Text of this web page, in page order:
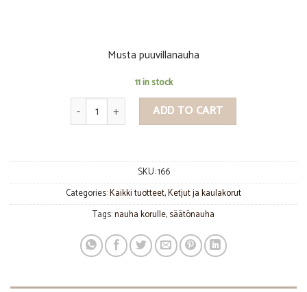
Musta puuvillanauha
11 in stock
Vahattu puuvillanauha musta, säädettävä quantity
ADD TO CART
SKU:166
Categories:Kaikki tuotteet,Ketjut ja kaulakorut
Tags:nauha korulle,säätönauha